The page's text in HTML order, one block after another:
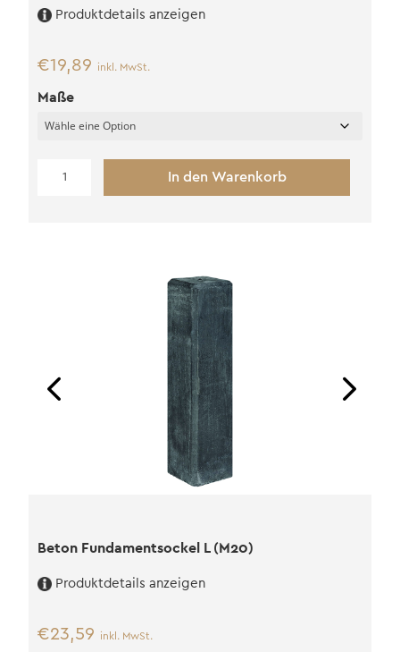
Produktdetails anzeigen
€19,89 inkl. MwSt.
Maße
Beton
Fundamentsockel
In den Warenkorb
Beton Fundamentsockel L (M20)
Produktdetails anzeigen
€23,59 inkl. MwSt.